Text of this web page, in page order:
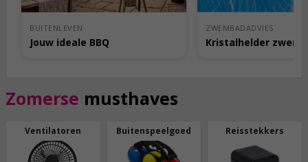
BUITENLEVEN
Jouw ideale BBQ
ZWEMBADADVIES
Kristalhelder
Zomerse musthaves
Ventilatoren Buitenspeelgoed Reisstekkers